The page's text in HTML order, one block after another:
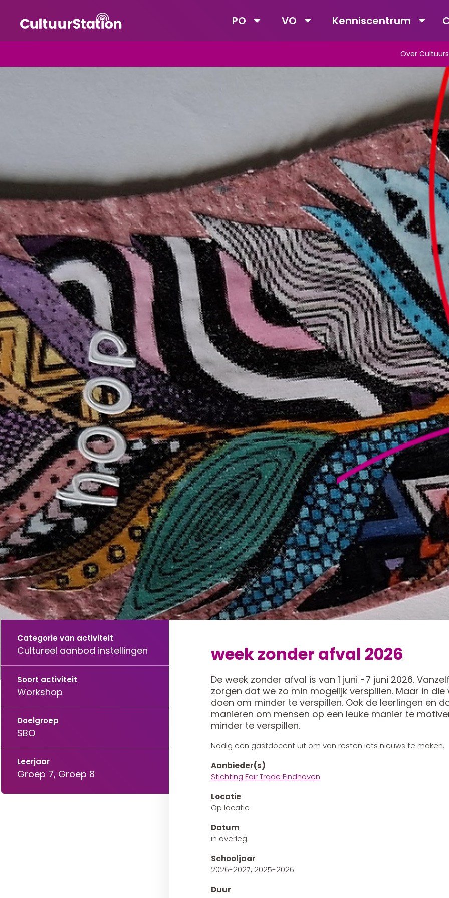
PO VO Kenniscentrum
Over
Categorie van activiteit
Cultureel aanbod instellingen
Soort activiteit
Workshop
Doelgroep
SBO
Leerjaar
Groep 7, Groep 8
week zonder afval 2026
De week zonder afval is van 1 juni -7 juni 2026.
zorgen dat we zo min mogelijk verspillen. Maar in
doen om minder te verspillen. Ook de leerlingen en
manieren om mensen op een leuke manier te
minder te verspillen.
Nodig een gastdocent uit om van resten iets nieuws te maken.
Aanbieder(s)
Stichting Fair Trade Eindhoven
Locatie
Op locatie
Datum
in overleg
Schooljaar
2026-2027, 2025-2026
Duur